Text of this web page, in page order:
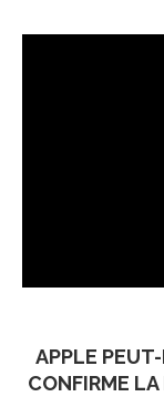
APPLE PEUT-
CONFIRME